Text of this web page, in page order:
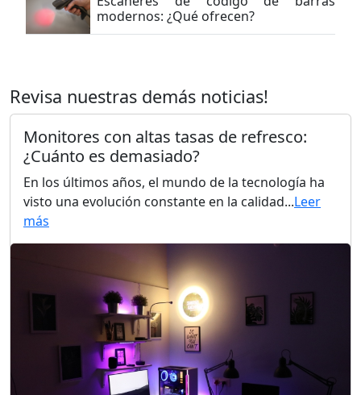
modernos: ¿Qué ofrecen?
Revisa nuestras demás noticias!
Monitores con altas tasas de refresco:
¿Cuánto es demasiado?
En los últimos años, el mundo de la tecnología ha
visto una evolución constante en la calidad...Leer
más